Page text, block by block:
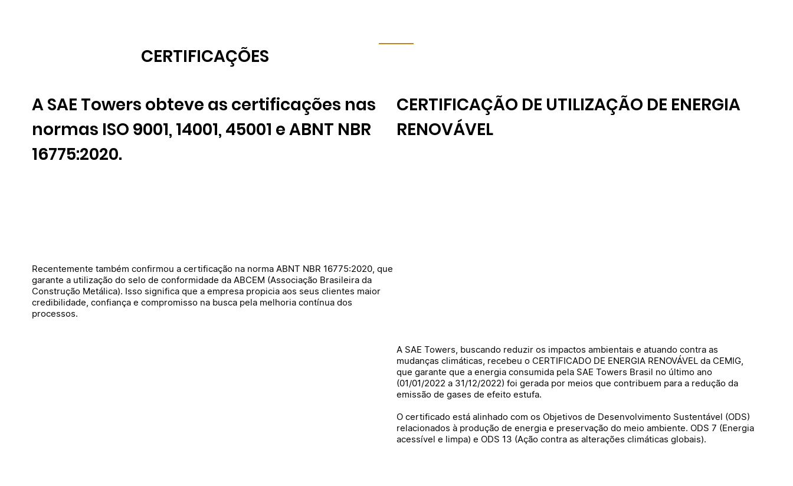
A SAE Towers obteve as certificações nas
normas ISO 9001, 14001, 45001 e ABNT NBR
16775:2020.
Recentemente também confirmou a certificação na norma ABNT NBR 16775:2020, que
garante a utilização do selo de conformidade da ABCEM (Associação Brasileira da
Construção Metálica). Isso significa que a empresa propicia aos seus clientes maior
credibilidade, confiança e compromisso na busca pela melhoria contínua dos
processos.
CERTIFICAÇÃO DE UTILIZAÇÃO DE ENERGIA
RENOVÁVEL
A SAE Towers, buscando reduzir os impactos ambientais e atuando contra as
mudanças climáticas, recebeu o CERTIFICADO DE ENERGIA RENOVÁVEL da CEMIG,
que garante que a energia consumida pela SAE Towers Brasil no último ano
(01/01/2022 a 31/12/2022) foi gerada por meios que contribuem para a redução da
emissão de gases de efeito estufa.
O certificado está alinhado com os Objetivos de Desenvolvimento Sustentável (ODS)
relacionados à produção de energia e preservação do meio ambiente. ODS 7 (Energia
acessível e limpa) e ODS 13 (Ação contra as alterações climáticas globais).
CERTIFICAÇÕES